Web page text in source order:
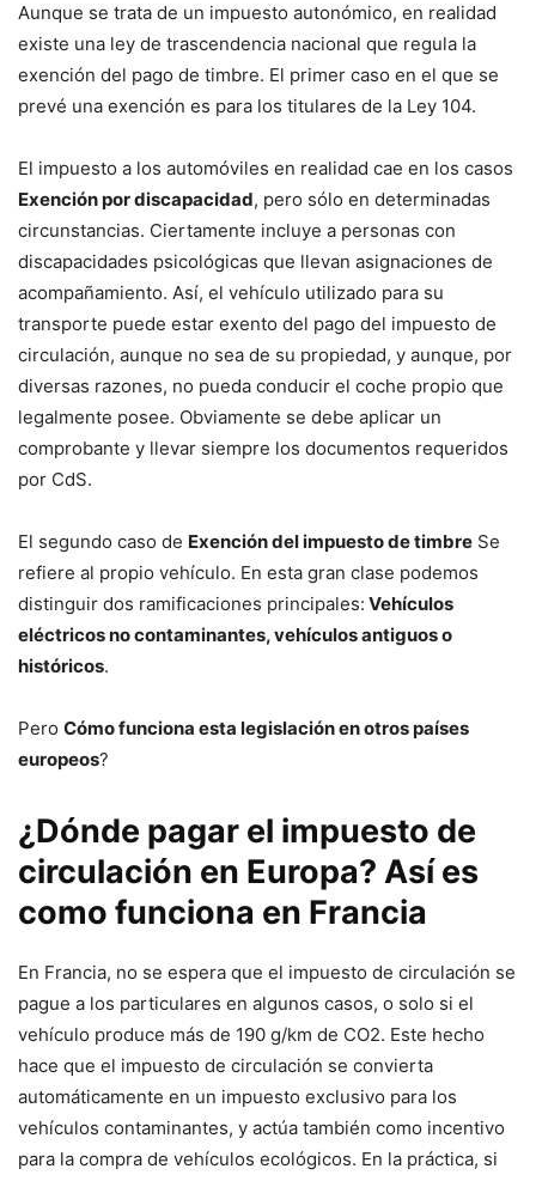
Aunque se trata de un impuesto autonómico, en realidad
existe una ley de trascendencia nacional que regula la
exención del pago de timbre. El primer caso en el que se
prevé una exención es para los titulares de la Ley 104.
El impuesto a los automóviles en realidad cae en los casos
Exención por discapacidad, pero sólo en determinadas
circunstancias. Ciertamente incluye a personas con
discapacidades psicológicas que llevan asignaciones de
acompañamiento. Así, el vehículo utilizado para su
transporte puede estar exento del pago del impuesto de
circulación, aunque no sea de su propiedad, y aunque, por
diversas razones, no pueda conducir el coche propio que
legalmente posee. Obviamente se debe aplicar un
comprobante y llevar siempre los documentos requeridos
por CdS.
El segundo caso de Exención del impuesto de timbre Se
refiere al propio vehículo. En esta gran clase podemos
distinguir dos ramificaciones principales: Vehículos
eléctricos no contaminantes, vehículos antiguos o
históricos.
Pero Cómo funciona esta legislación en otros países
europeos?
¿Dónde pagar el impuesto de
circulación en Europa? Así es
como funciona en Francia
En Francia, no se espera que el impuesto de circulación se
pague a los particulares en algunos casos, o solo si el
vehículo produce más de 190 g/km de CO2. Este hecho
hace que el impuesto de circulación se convierta
automáticamente en un impuesto exclusivo para los
vehículos contaminantes, y actúa también como incentivo
para la compra de vehículos ecológicos. En la práctica, si